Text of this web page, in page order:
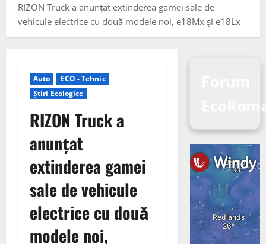
RIZON Truck a anunțat extinderea gamei sale de
vehicule electrice cu două modele noi, e18Mx și e18Lx
Auto
ECO - Tehnic
Știri Ecologice
RIZON Truck a
anunțat
extinderea gamei
sale de vehicule
electrice cu două
modele noi,